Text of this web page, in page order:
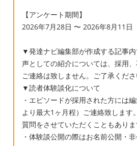
【アンケート期間】
2026年7月28日 〜 2026年8月11日
▼発達ナビ編集部が作成する記事
声としての紹介については、採用
ご連絡は致しません。ご了承くださ
▼読者体験談化について
・エピソードが採用された方には
より最大1ヶ月程）ご連絡致します
質問をさせていただくこともありま
・体験談公開の際はお名前公開・